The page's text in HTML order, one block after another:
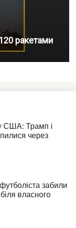
ракетами